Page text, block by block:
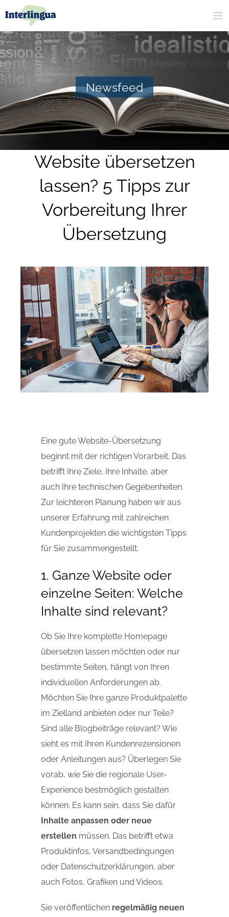
springen
Newsfeed
Website übersetzen
lassen? 5 Tipps zur
Vorbereitung Ihrer
Übersetzung
Eine gute Website-Übersetzung
beginnt mit der richtigen Vorarbeit. Das
betrifft Ihre Ziele, Ihre Inhalte, aber
auch Ihre technischen Gegebenheiten.
Zur leichteren Planung haben wir aus
unserer Erfahrung mit zahlreichen
Kundenprojekten die wichtigsten Tipps
für Sie zusammengestellt.
1. Ganze Website oder
einzelne Seiten: Welche
Inhalte sind relevant?
Ob Sie Ihre komplette Homepage
übersetzen lassen möchten oder nur
bestimmte Seiten, hängt von Ihren
individuellen Anforderungen ab.
Möchten Sie Ihre ganze Produktpalette
im Zielland anbieten oder nur Teile?
Sind alle Blogbeiträge relevant? Wie
sieht es mit Ihren Kundenrezensionen
oder Anleitungen aus? Überlegen Sie
vorab, wie Sie die regionale User-
Experience bestmöglich gestalten
können. Es kann sein, dass Sie dafür
Inhalte anpassen oder neue
erstellen müssen. Das betrifft etwa
Produktinfos, Versandbedingungen
oder Datenschutzerklärungen, aber
auch Fotos, Grafiken und Videos.
Sie veröffentlichen regelmäßig neuen